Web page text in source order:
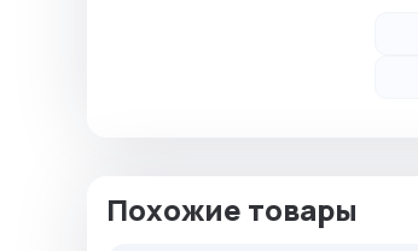
Похожие товары